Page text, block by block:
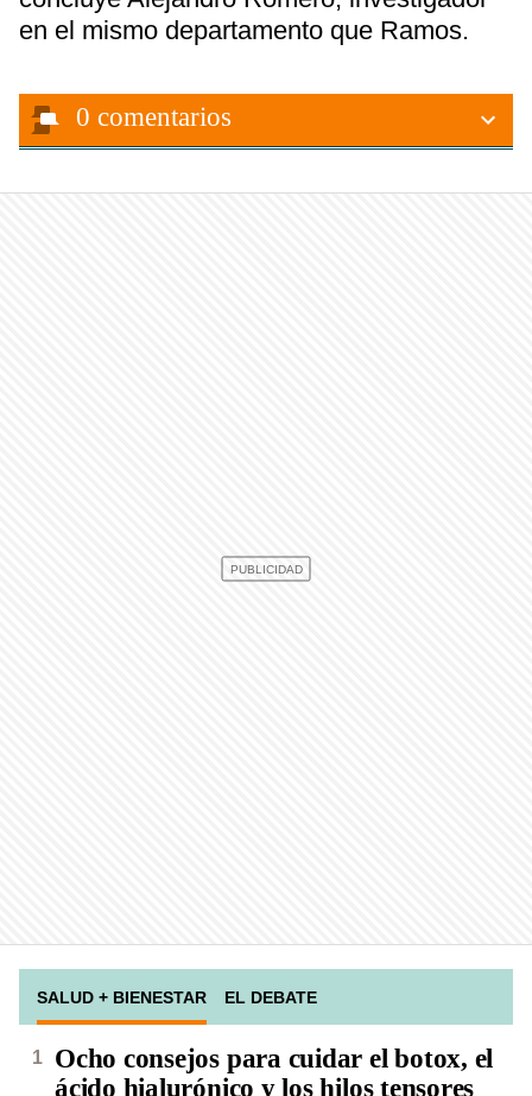
en el mismo departamento que Ramos.
0 comentarios
SALUD + BIENESTAR EL DEBATE
Ocho consejos para cuidar el botox, el
ácido hialurónico y los hilos tensores